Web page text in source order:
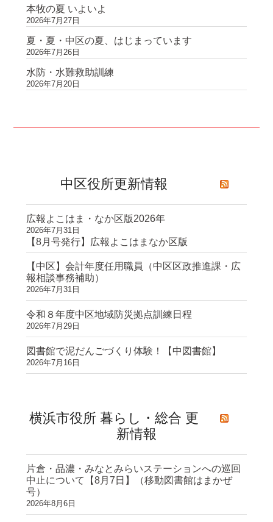
本牧の夏 いよいよ
2026年7月27日
夏・夏・中区の夏、はじまっています
2026年7月26日
水防・水難救助訓練
2026年7月20日
中区役所更新情報
広報よこはま・なか区版2026年
2026年7月31日
【8月号発行】広報よこはまなか区版
【中区】会計年度任用職員（中区区政推進課・広
報相談事務補助）
2026年7月31日
令和８年度中区地域防災拠点訓練日程
2026年7月29日
図書館で泥だんごづくり体験！【中図書館】
2026年7月16日
横浜市役所 暮らし・総合 更
新情報
片倉・品濃・みなとみらいステーションへの巡回
中止について【8月7日】（移動図書館はまかぜ
号）
2026年8月6日